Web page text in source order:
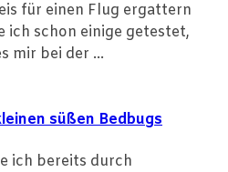
für einen Flug ergattern
ich schon einige getestet,
mir bei der ...
süßen Bedbugs
ich bereits durch